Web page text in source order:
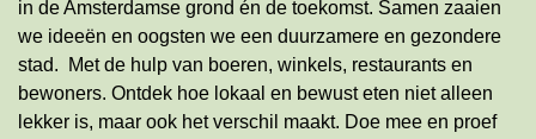
in de Amsterdamse grond én de toekomst. Samen zaaien
we ideeën en oogsten we een duurzamere en gezondere
stad. Met de hulp van boeren, winkels, restaurants en
bewoners. Ontdek hoe lokaal en bewust eten niet alleen
lekker is, maar ook het verschil maakt. Doe mee en proef